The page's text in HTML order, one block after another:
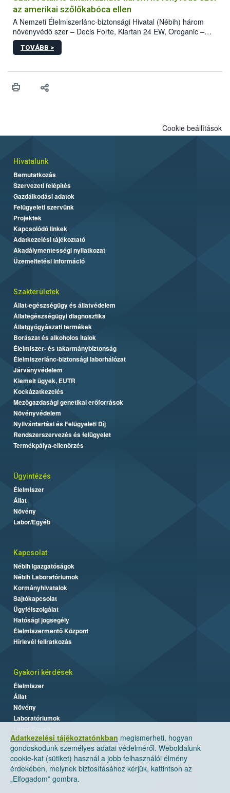
az amerikai szőlőkabóca ellen
A Nemzeti Élelmiszerlánc-biztonsági Hivatal (Nébih) három
növényvédő szer – Decis Forte, Klartan 24 EW, Oroganic –
engedélyokiratát módosította, így azok a szüretet követően,
egészen a vesszőérettség (BBCH 91) stádiumáig
érésű szőlőkben is legyen lehetőség a károsító elleni további
felhasználók számára is elérhető és ökológiai termesztésben is
TOVÁBB >
Adatkezelési tájékoztatónkban megismerheti, hogyan
gondoskodunk személyes adatai védelméről. Weboldalunk
cookie-kat (sütiket) használ a jobb felhasználói élmény
érdekében, melynek biztosításához kérjük, kattintson az
„Elfogadom” gombra.
Cookie beállítások
Hivatalunk
Bemutatkozás
Szervezeti felépítés
Gazdálkodási adatok
Felügyeleti szervünk
Projektek
Kapcsolódó linkek
Adatkezelési tájékoztató
Akadálymentességi nyilatkozat
Üzemeltetési információ
Szakterületek
Állat-egészségügy és állatvédelem
Állategészségügyi diagnosztika
Állatgyógyászati termékek
Borászat és alkoholos italok
Élelmiszer- és takarmánybiztonság
Élelmiszerlánc-biztonsági laborhálózat
Járványvédelem
Kiemelt ügyek, EUTR
Kockázatkezelés
Mezőgazdasági genetikai erőforrások
Növényvédelem
Nyilvántartási és Felügyeleti Díj
Rendszerszervezés és felügyelet
Termékpálya-ellenőrzés
Ügyintézés
Élelmiszer
Állat
Növény
Labor/Egyéb
Kapcsolat
Nébih Igazgatóságok
Nébih Laboratóriumok
Kormányhivatalok
Sajtókapcsolat
Ügyfélszolgálat
Hatósági jogsegély
Élelmiszermentő Központ
Hírlevél feliratkozás
Gyakori kérdések
Élelmiszer
Állat
Növény
Laboratóriumok